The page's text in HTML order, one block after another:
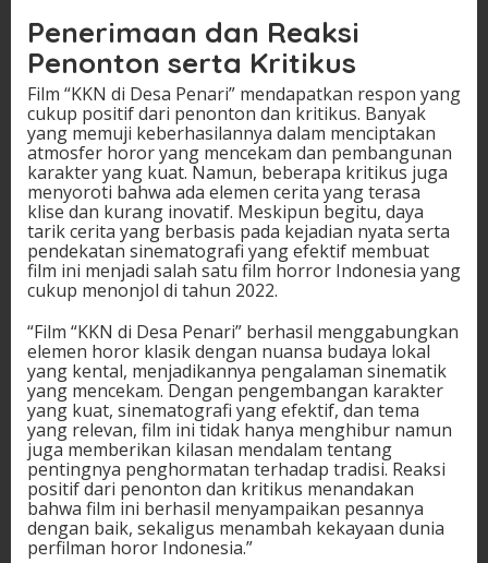
Penerimaan dan Reaksi
Penonton serta Kritikus
Film “KKN di Desa Penari” mendapatkan respon yang
cukup positif dari penonton dan kritikus. Banyak
yang memuji keberhasilannya dalam menciptakan
atmosfer horor yang mencekam dan pembangunan
karakter yang kuat. Namun, beberapa kritikus juga
menyoroti bahwa ada elemen cerita yang terasa
klise dan kurang inovatif. Meskipun begitu, daya
tarik cerita yang berbasis pada kejadian nyata serta
pendekatan sinematografi yang efektif membuat
film ini menjadi salah satu film horror Indonesia yang
cukup menonjol di tahun 2022.
“Film “KKN di Desa Penari” berhasil menggabungkan
elemen horor klasik dengan nuansa budaya lokal
yang kental, menjadikannya pengalaman sinematik
yang mencekam. Dengan pengembangan karakter
yang kuat, sinematografi yang efektif, dan tema
yang relevan, film ini tidak hanya menghibur namun
juga memberikan kilasan mendalam tentang
pentingnya penghormatan terhadap tradisi. Reaksi
positif dari penonton dan kritikus menandakan
bahwa film ini berhasil menyampaikan pesannya
dengan baik, sekaligus menambah kekayaan dunia
perfilman horor Indonesia.”